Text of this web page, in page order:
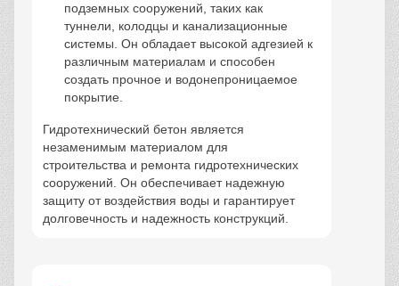
подземных сооружений, таких как
туннели, колодцы и канализационные
системы. Он обладает высокой адгезией к
различным материалам и способен
создать прочное и водонепроницаемое
покрытие.
Гидротехнический бетон является
незаменимым материалом для
строительства и ремонта гидротехнических
сооружений. Он обеспечивает надежную
защиту от воздействия воды и гарантирует
долговечность и надежность конструкций.